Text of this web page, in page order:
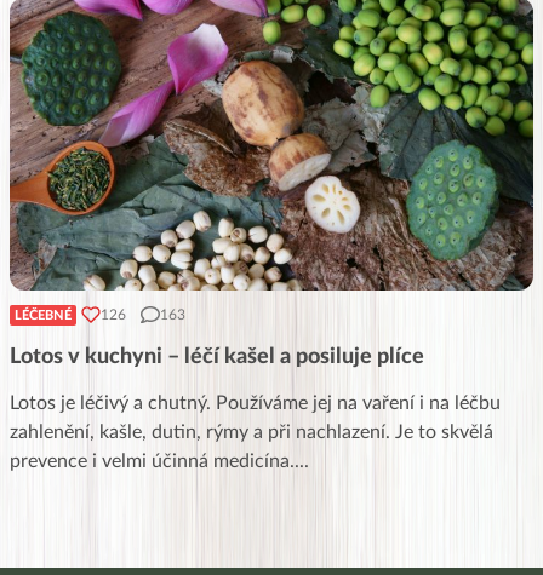
LÉČEBNÉ 126 163
Lotos v kuchyni – léčí kašel a posiluje plíce
Lotos je léčivý a chutný. Používáme jej na vaření i na léčbu
zahlenění, kašle, dutin, rýmy a při nachlazení. Je to skvělá
prevence i velmi účinná medicína....